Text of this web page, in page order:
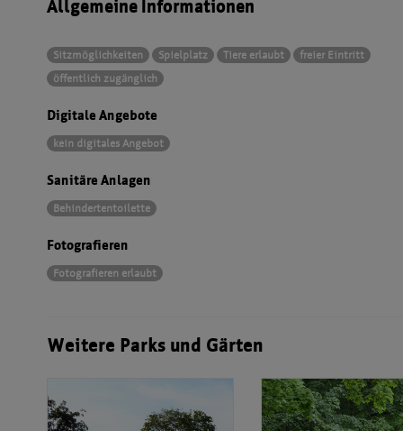
Allgemeine Informationen
Sitzmöglichkeiten Spielplatz Tiere erlaubt
freier Eintritt
öffentlich zugänglich
Digitale Angebote
kein digitales Angebot
Sanitäre Anlagen
Behindertentoilette
Fotografieren
Fotografieren erlaubt
Weitere Parks und Gärten